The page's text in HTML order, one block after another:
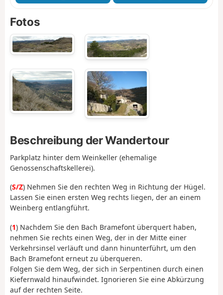
Fotos
Beschreibung der Wandertour
Parkplatz hinter dem Weinkeller (ehemalige
Genossenschaftskellerei).
(S/Z) Nehmen Sie den rechten Weg in Richtung der Hügel.
Lassen Sie einen ersten Weg rechts liegen, der an einem
Weinberg entlangführt.
(1) Nachdem Sie den Bach Bramefont überquert haben,
nehmen Sie rechts einen Weg, der in der Mitte einer
Verkehrsinsel verläuft und dann hinunterführt, um den
Bach Bramefont erneut zu überqueren.
Folgen Sie dem Weg, der sich in Serpentinen durch einen
Kiefernwald hinaufwindet. Ignorieren Sie eine Abkürzung
auf der rechten Seite.